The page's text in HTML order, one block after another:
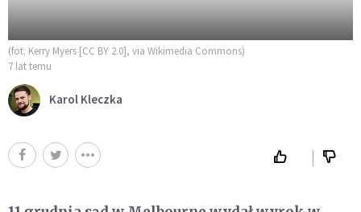
(fot. Kerry Myers [CC BY 2.0], via Wikimedia Commons)
7 lat temu
Karol Kleczka